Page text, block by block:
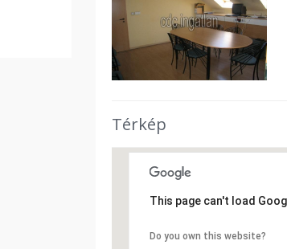
Térkép
This page can't load
Do you own this website?